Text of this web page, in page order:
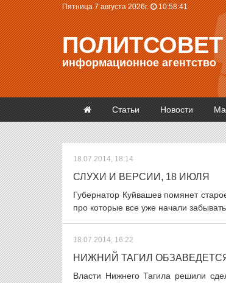
Пятница 7 августа 2026г. 10:58:42
ПОЛИТСОВЕТ
информационное агентство
Статьи Новости
18.07.2014, 18:14
СЛУХИ И ВЕРСИИ, 18 ИЮЛЯ
Губернатор Куйвашев помянет
про которые все уже начали
18.07.2014, 16:22
НИЖНИЙ ТАГИЛ
Власти Нижнего Тагила решили